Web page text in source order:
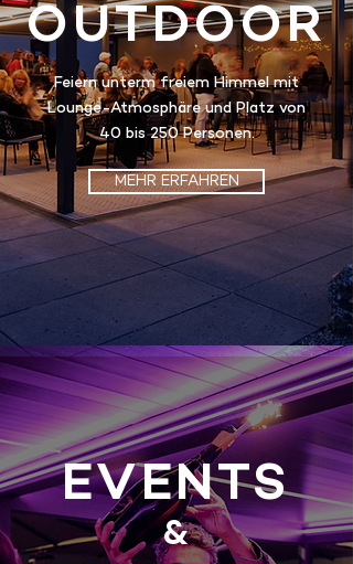
OUTDOOR
Feiern unterm freiem Himmel mit
Lounge-Atmosphäre und Platz von
40 bis 250 Personen.
MEHR ERFAHREN
EVENTS
&